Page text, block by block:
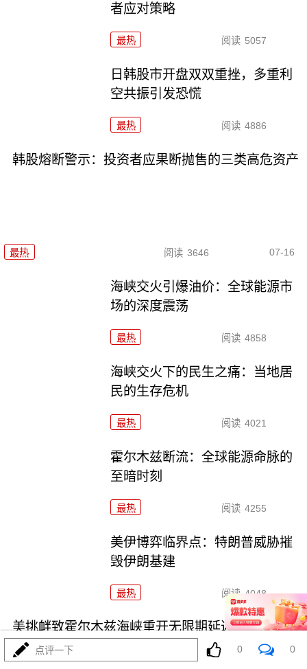
者应对策略
最热 阅读 5057
日韩股市开盘双双重挫，多重利
空共振引发恐慌
最热 阅读 4886
韩股熔断警示：投资者应果断抛售的三类高危资产
最热 阅读 3646 07-16
海峡交火引爆油价：全球能源市
场的深度震荡
最热 阅读 4858
海峡交火下的民生之痛：当地居
民的生存危机
最热 阅读 4021
霍尔木兹断流：全球能源命脉的
至暗时刻
最热 阅读 4255
美伊博弈临界点：特朗普威胁摧
毁伊朗基建
最热 阅读 4048
美挑衅致霍尔木兹海峡重开无限期延迟
点评一下 0 0